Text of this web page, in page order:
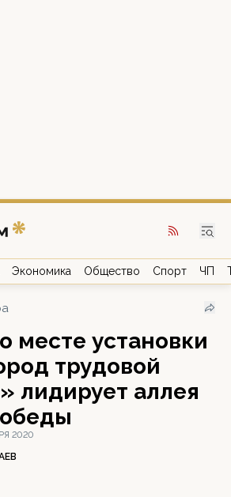
Экономика Общество Спорт ЧП
месте установки
трудовой
лидирует аллея
2020